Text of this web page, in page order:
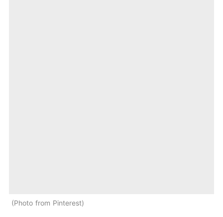
Photo from Pinterest